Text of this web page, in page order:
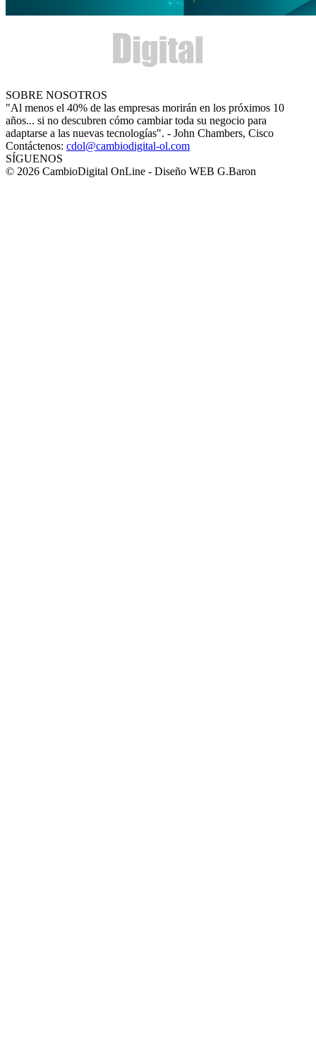
SOBRE NOSOTROS
"Al menos el 40% de las empresas morirán en los próximos 10
años... si no descubren cómo cambiar toda su negocio para
adaptarse a las nuevas tecnologías". - John Chambers, Cisco
Contáctenos: cdol@cambiodigital-ol.com
SÍGUENOS
© 2026 CambioDigital OnLine - Diseño WEB G.Baron